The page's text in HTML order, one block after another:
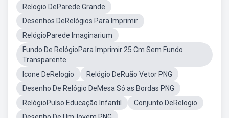
Relogio DeParede Grande
Desenhos DeRelógios Para Imprimir
RelógioParede Imaginarium
Fundo De RelógioPara Imprimir 25 Cm Sem Fundo
Transparente
Icone DeRelogio
Relógio DeRuão Vetor PNG
Desenho De Relógio DeMesa Só as Bordas PNG
RelógioPulso Educação Infantil
Conjunto DeRelogio